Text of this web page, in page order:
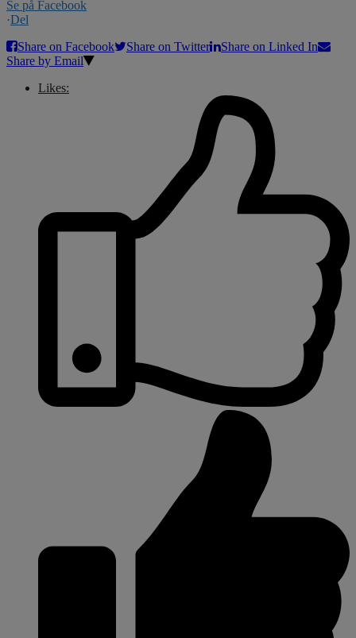
Se på Facebook
·Del
Share on Facebook
Share on Twitter
Share on Linked In
Share by Email
Likes: